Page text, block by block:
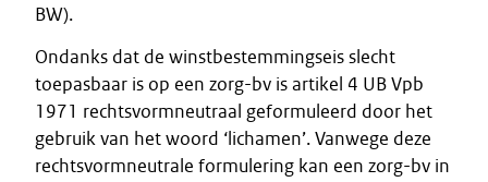
BW).
Ondanks dat de winstbestemmingseis slecht
toepasbaar is op een zorg-bv is artikel 4 UB Vpb
1971 rechtsvormneutraal geformuleerd door het
gebruik van het woord ‘lichamen’. Vanwege deze
rechtsvormneutrale formulering kan een zorg-bv in